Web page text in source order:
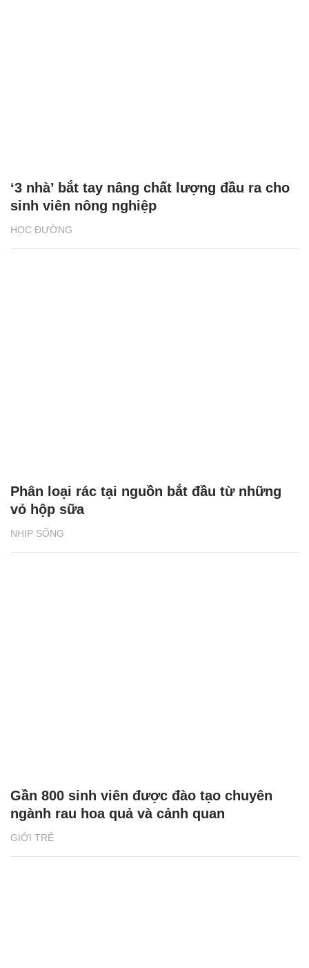
HỌC ĐƯỜNG
‘3 nhà’ bắt tay nâng chất lượng đầu ra cho
sinh viên nông nghiệp
NHỊP SỐNG
Phân loại rác tại nguồn bắt đầu từ những
vỏ hộp sữa
GIỚI TRẺ
Gần 800 sinh viên được đào tạo chuyên
ngành rau hoa quả và cảnh quan